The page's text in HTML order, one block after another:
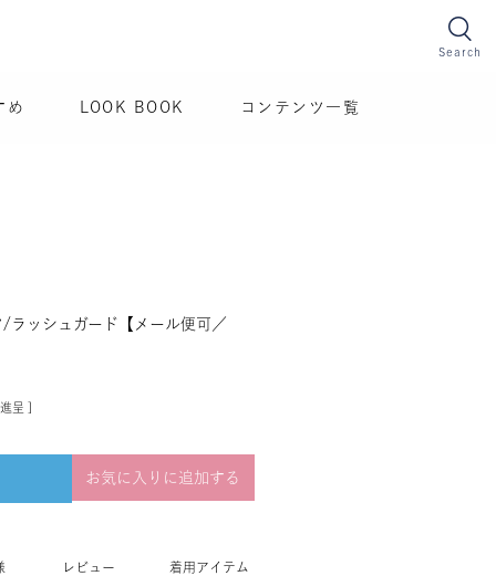
Search
め LOOK BOOK コンテンツ一覧
ラッシュガード【メール便可／
呈 ]
お気に入りに追加する
レビュー 着用アイテム